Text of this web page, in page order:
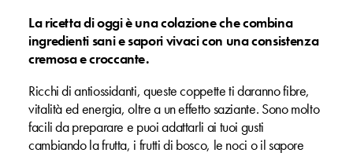
La ricetta di oggi è una colazione che combina
ingredienti sani e sapori vivaci con una consistenza
cremosa e croccante.
Ricchi di antiossidanti, queste coppette ti daranno fibre,
vitalità ed energia, oltre a un effetto saziante. Sono molto
facili da preparare e puoi adattarli ai tuoi gusti
cambiando la frutta, i frutti di bosco, le noci o il sapore